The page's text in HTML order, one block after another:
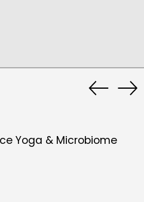
Previous
Yoga & Microbiome